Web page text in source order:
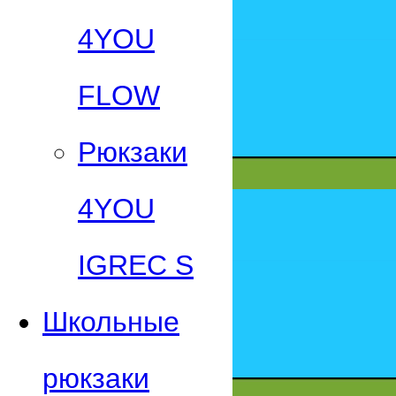
4YOU
FLOW
Рюкзаки
4YOU
IGREC S
Школьные
рюкзаки